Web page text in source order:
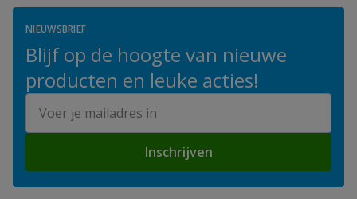
NIEUWSBRIEF
Blijf op de hoogte van nieuwe
producten en leuke acties!
Inschrijven